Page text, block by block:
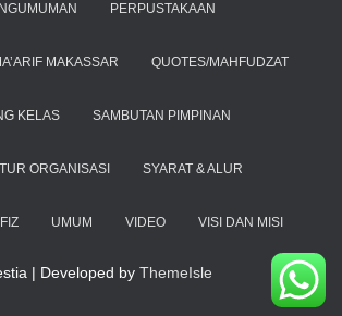
PERPUSTAKAAN
MAKASSAR QUOTES/MAHFUDZAT
KELAS SAMBUTAN PIMPINAN
ORGANISASI SYARAT & ALUR
UMUM VIDEO VISI DAN MISI
| Developed by ThemeIsle